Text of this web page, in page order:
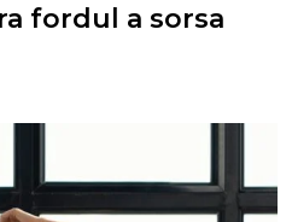
fordul a sorsa